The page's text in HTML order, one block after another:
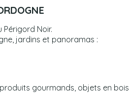
Périgord Noir.
jardins et panoramas :
gourmands, objets en bois,